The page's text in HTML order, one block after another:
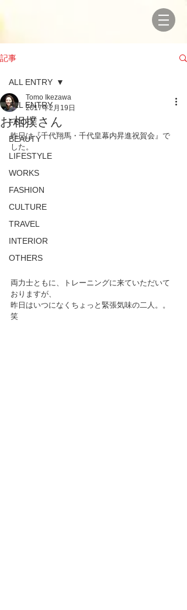
記事
ALL ENTRY
FOOD
BEAUTY
LIFESTYLE
WORKS
FASHION
CULTURE
TRAVEL
INTERIOR
OTHERS
ALL ENTRY
お相撲さん
Tomo Ikezawa
2017年2月19日
昨日は『千代翔馬・千代皇幕内昇進祝賀会』で
した。
両力士ともに、トレーニングに来ていただいて
おりますが、
昨日はいつになくちょっと緊張気味の二人。。
笑